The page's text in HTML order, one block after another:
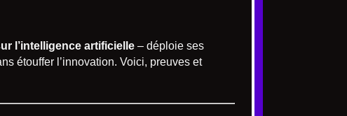
l’intelligence artificielle – déploie ses
étouffer l’innovation. Voici, preuves et